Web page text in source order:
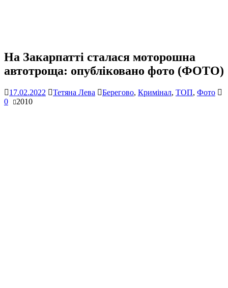
На Закарпатті сталася моторошна
автотроща: опубліковано фото (ФОТО)
17.02.2022 Тетяна Лева Берегово, Кримінал, ТОП, Фото
0
2010